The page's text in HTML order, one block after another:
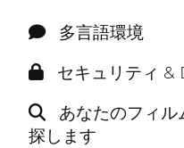
多言語環境
セキュリティ &
あなたのフィル
探します